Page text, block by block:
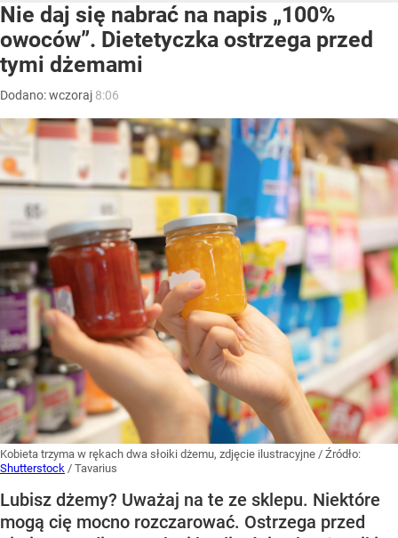
Nie daj się nabrać na napis „100%
owoców”. Dietetyczka ostrzega przed
tymi dżemami
Dodano:wczoraj 8:06
Kobieta trzyma w rękach dwa słoiki dżemu, zdjęcie ilustracyjne / Źródło:
Shutterstock / Tavarius
Lubisz dżemy? Uważaj na te ze sklepu. Niektóre
mogą cię mocno rozczarować. Ostrzega przed